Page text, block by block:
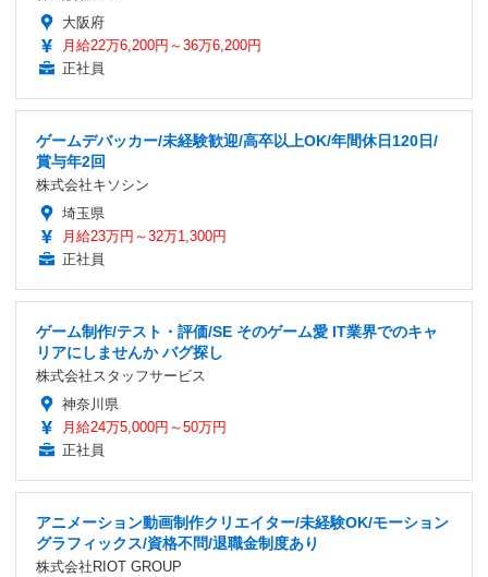
大阪府
月給22万6,200円～36万6,200円
正社員
ゲームデバッカー/未経験歓迎/高卒以上OK/年間休日120日/
賞与年2回
株式会社キソシン
埼玉県
月給23万円～32万1,300円
正社員
ゲーム制作/テスト・評価/SE そのゲーム愛 IT業界でのキャ
リアにしませんか バグ探し
株式会社スタッフサービス
神奈川県
月給24万5,000円～50万円
正社員
アニメーション動画制作クリエイター/未経験OK/モーション
グラフィックス/資格不問/退職金制度あり
株式会社RIOT GROUP